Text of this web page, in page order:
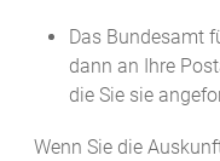
Das Bundesamt
dann an Ihre
die Sie sie
Wenn Sie die